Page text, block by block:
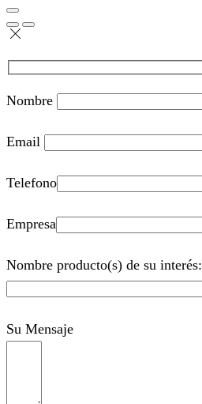
Nombre
Email
Telefono
Empresa
Nombre producto(s) de su interés:
Su Mensaje